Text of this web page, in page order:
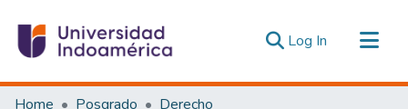
Log In (current)
Communities & Collections
Home Posgrado
Derecho